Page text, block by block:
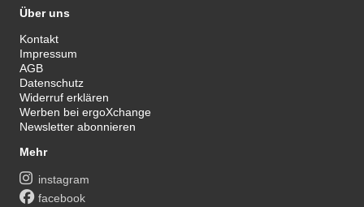
Über uns
Kontakt
Impressum
AGB
Datenschutz
Widerruf erklären
Werben bei ergoXchange
Newsletter abonnieren
Mehr
instagram
facebook